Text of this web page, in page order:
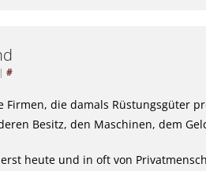
| #
Firmen, die damals Rüstungsgüter
Besitz, den Maschinen, dem
heute und in oft von